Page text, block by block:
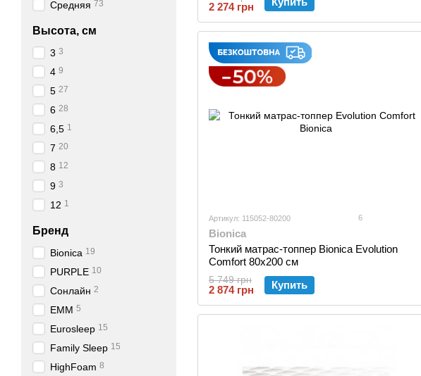
2 274 грн
Артикул: 115052-80200 6
Bionica
Тонкий матраc-топпер Bionica Evolution
Comfort 80x200 см
5 749 грн
2 874 грн Купить
Средняя 73
Высота, см
3 3
4 9
5 27
6 28
6,5 1
7 20
8 12
9 3
12 1
Бренд
Bionica 19
PURPLE 10
Сонлайн 2
EMM 5
Eurosleep 15
Family Sleep 15
HighFoam 8